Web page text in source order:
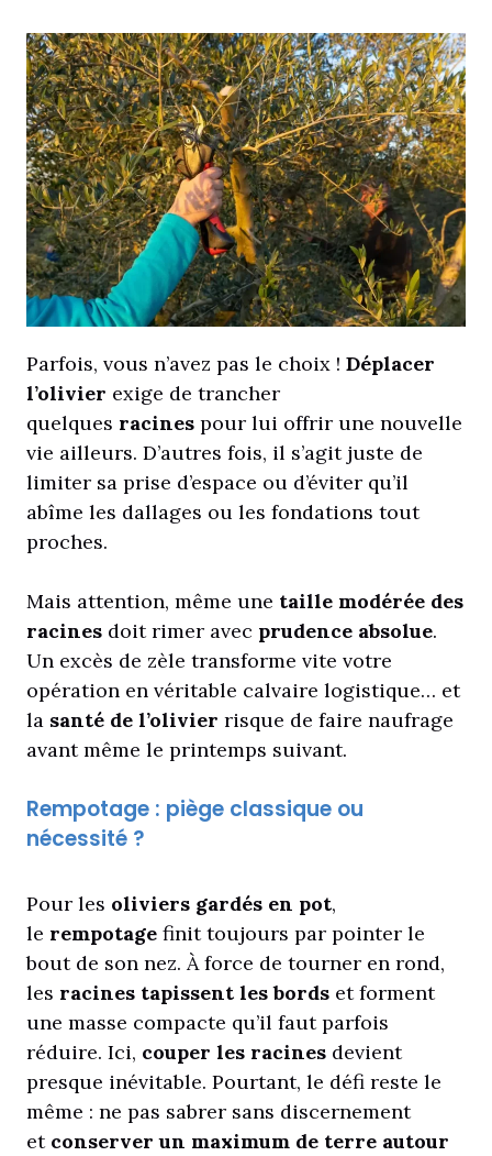
Parfois, vous n’avez pas le choix ! Déplacer
l’olivier exige de trancher
quelques racines pour lui offrir une nouvelle
vie ailleurs. D’autres fois, il s’agit juste de
limiter sa prise d’espace ou d’éviter qu’il
abîme les dallages ou les fondations tout
proches.
Mais attention, même une taille modérée des
racines doit rimer avec prudence absolue.
Un excès de zèle transforme vite votre
opération en véritable calvaire logistique… et
la santé de l’olivier risque de faire naufrage
avant même le printemps suivant.
Rempotage : piège classique ou
nécessité ?
Pour les oliviers gardés en pot,
le rempotage finit toujours par pointer le
bout de son nez. À force de tourner en rond,
les racines tapissent les bords et forment
une masse compacte qu’il faut parfois
réduire. Ici, couper les racines devient
presque inévitable. Pourtant, le défi reste le
même : ne pas sabrer sans discernement
et conserver un maximum de terre autour